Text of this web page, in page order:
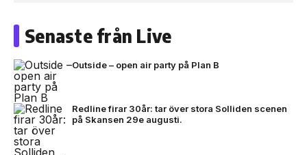
Senaste från Live
Outside – open air party på Plan B
Redline firar 30år: tar över stora Solliden scenen
på Skansen 29e augusti.